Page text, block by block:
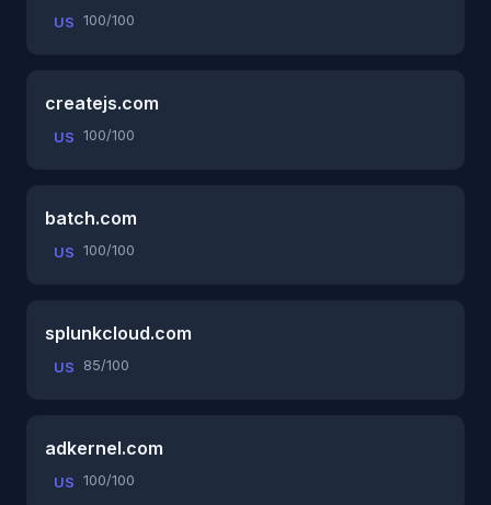
US 100/100
createjs.com
US 100/100
batch.com
US 100/100
splunkcloud.com
US 85/100
adkernel.com
US 100/100